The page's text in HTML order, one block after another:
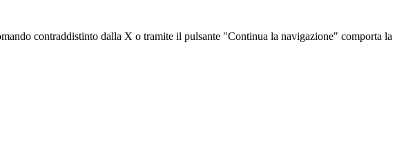
contraddistinto dalla X o tramite il pulsante "Continua la navigazione" comporta la